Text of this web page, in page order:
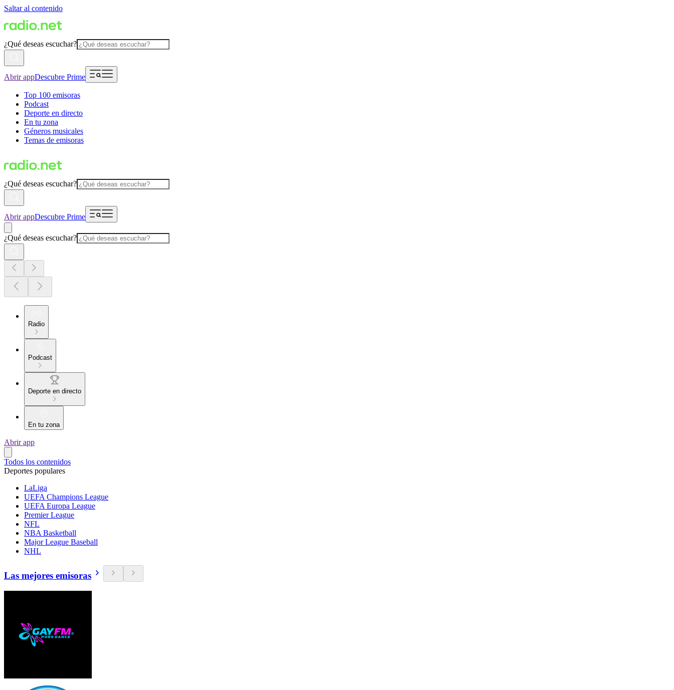
Saltar al contenido
¿Qué deseas escuchar?
Abrir appDescubre Prime
Top 100 emisoras
Podcast
Deporte en directo
En tu zona
Géneros musicales
Temas de emisoras
¿Qué deseas escuchar?
Abrir appDescubre Prime
¿Qué deseas escuchar?
Radio
Podcast
Deporte en directo
En tu zona
Abrir app
Todos los contenidos
Deportes populares
LaLiga
UEFA Champions League
UEFA Europa League
Premier League
NFL
NBA Basketball
Major League Baseball
NHL
Las mejores emisoras